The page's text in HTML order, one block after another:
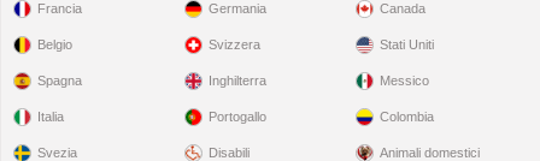
Francia
Belgio
Spagna
Italia
Svezia
Germania
Svizzera
Inghilterra
Portogallo
Disabili
Canada
Stati Uniti
Messico
Colombia
Animali domestici